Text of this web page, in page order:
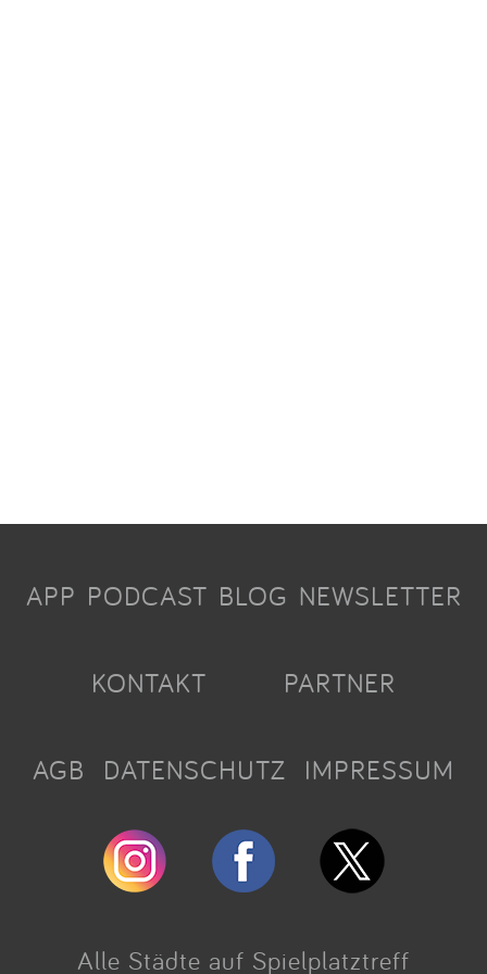
APP PODCAST BLOG NEWSLETTER
KONTAKT PARTNER
AGB DATENSCHUTZ IMPRESSUM
Alle Städte auf Spielplatztreff